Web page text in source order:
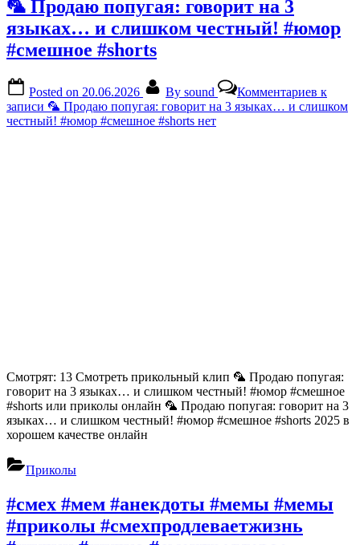
🦜 Продаю попугая: говорит на 3
языках… и слишком честный! #юмор
#смешное #shorts
Posted on 20.06.2026 By sound Комментариев к
записи 🦜 Продаю попугая: говорит на 3 языках… и слишком
честный! #юмор #смешное #shorts нет
Смотрят: 13 Смотреть прикольный клип 🦜 Продаю попугая:
говорит на 3 языках… и слишком честный! #юмор #смешное
#shorts или приколы онлайн 🦜 Продаю попугая: говорит на 3
языках… и слишком честный! #юмор #смешное #shorts 2025 в
хорошем качестве онлайн
Приколы
#смех #мем #анекдоты #мемы #мемы
#приколы #смехпродлеваетжизнь